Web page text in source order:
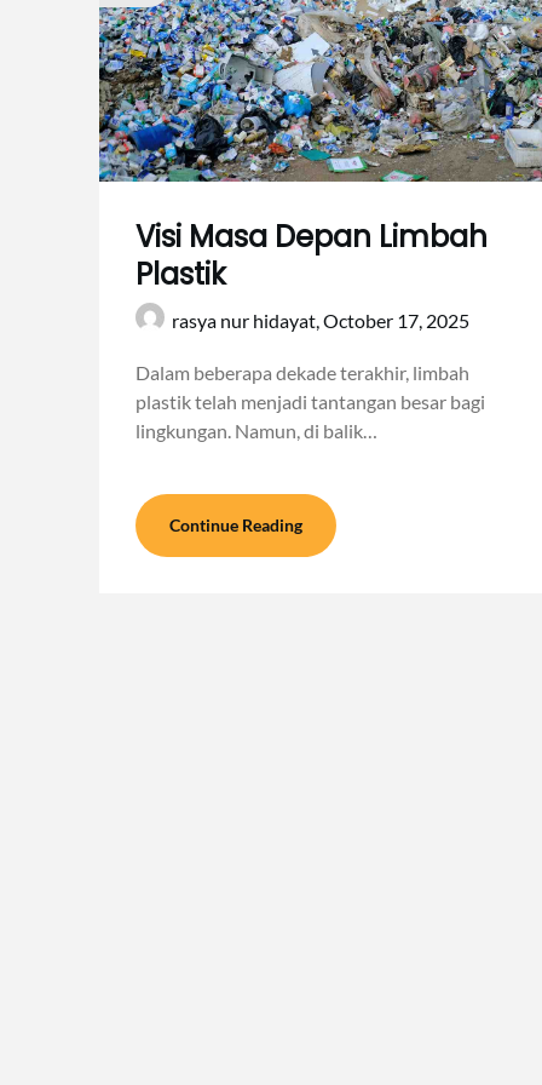
Visi Masa Depan Limbah
Plastik
rasya nur hidayat,October 17, 2025
Dalam beberapa dekade terakhir, limbah
plastik telah menjadi tantangan besar bagi
lingkungan. Namun, di balik…
Continue Reading